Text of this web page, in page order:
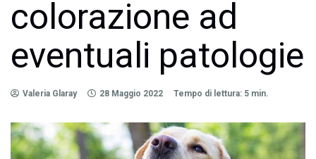
colorazione ad
eventuali patologie
Valeria Glaray 28 Maggio 2022 Tempo di lettura: 5 min.